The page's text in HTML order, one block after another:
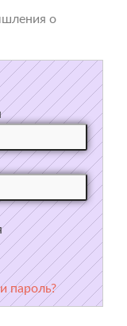
о
пароль?